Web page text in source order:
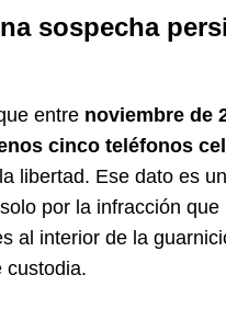
sospecha
entre noviembre de
cinco teléfonos
libertad. Ese dato es
por la infracción
al interior de la
custodia.